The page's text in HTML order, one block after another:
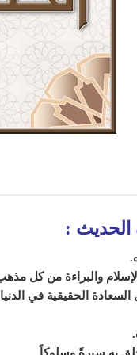
الحديث :
والبراءة من كل
الحقيقية في